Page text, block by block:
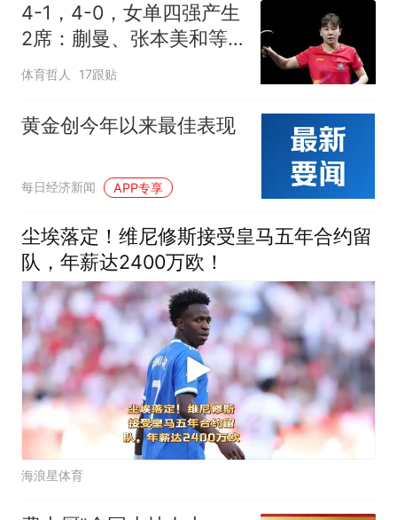
4-1，4-0，女单四强产生
2席：蒯曼、张本美和等4
人争另外2张门票
体育哲人 17跟贴
黄金创今年以来最佳表现
每日经济新闻 APP专享
尘埃落定！维尼修斯接受皇马五年合约留
队，年薪达2400万欧！
海浪星体育